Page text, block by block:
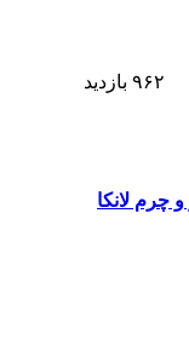
۹۶۲ بازدید
چرم لانکا